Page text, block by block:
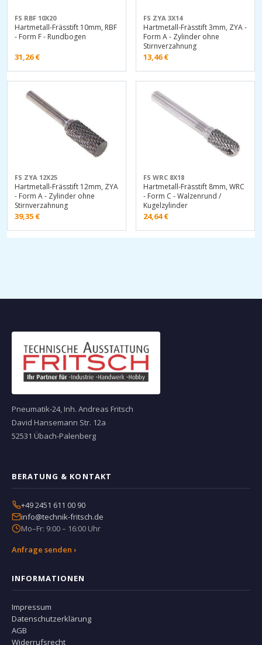
FS RBF 10X20
Hartmetall-Frässtift 10mm, RBF
- Form F - Rundbogen
31,26€
FS ZYA 3X14
Hartmetall-Frässtift 3mm, ZYA -
Form A - Zylinder ohne
Stirnverzahnung
13,46€
FS ZYA 12X25
Hartmetall-Frässtift 12mm, ZYA
- Form A - Zylinder ohne
Stirnverzahnung
39,35 €
FS WRC 8X18
Hartmetall-Frässtift 8mm, WRC
- Form C - Walzenrund /
Kugelzylinder
24,64€
Pneumatik-24, Inh. Andreas Fritsch
David Hansemann Str. 12a
52531 Übach-Palenberg
BERATUNG & KONTAKT
+49 2451 611 00 90
info@technik-fritsch.de
Mo–Fr: 9:00 – 16:00 Uhr
Anfrage senden ›
INFORMATIONEN
Impressum
Datenschutzerklärung
AGB
Widerrufsrecht